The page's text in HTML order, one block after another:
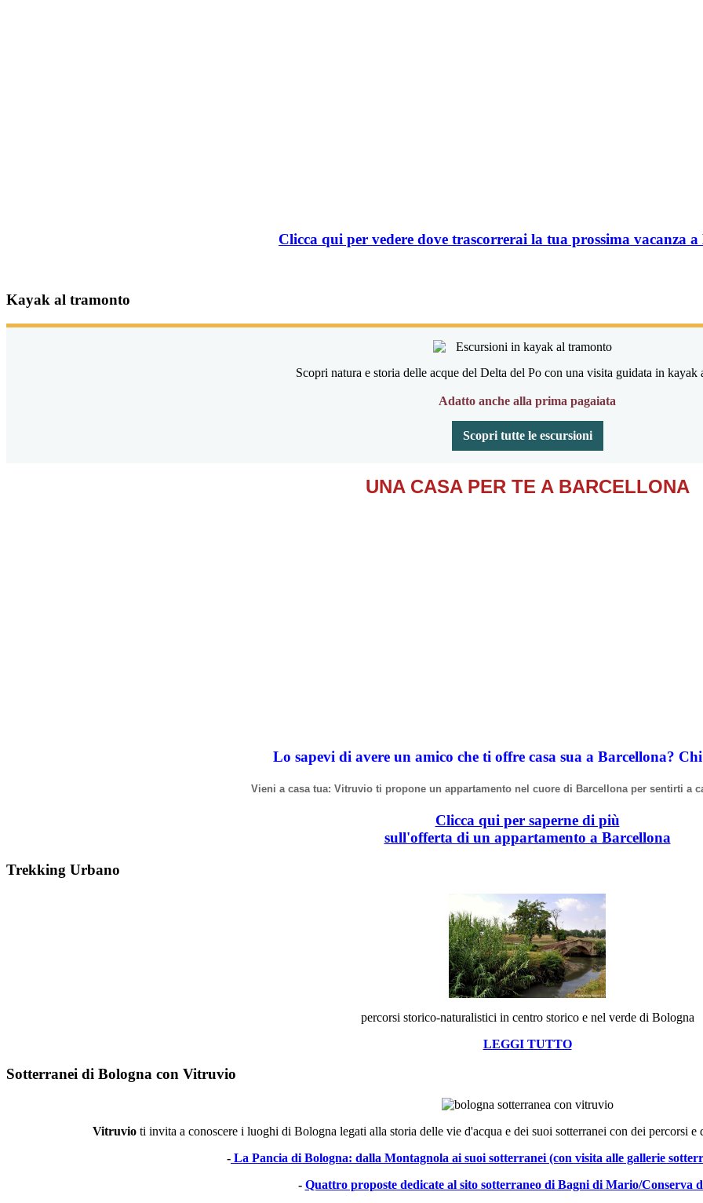
Clicca qui per vedere dove trascorrerai la tua prossima vacanza
Kayak al tramonto
Scopri natura e storia delle acque del Delta del Po con una visita guidata in kayak
Adatto anche alla prima pagaiata
Scopri tutte le escursioni
UNA CASA PER TE A BARCELLONA
Lo sapevi di avere un amico che ti offre casa sua a Barcellona?
Vieni a casa tua: Vitruvio ti propone un appartamento nel cuore di Barcellona per sentirti a
Clicca qui per saperne di più
sull'offerta di un appartamento a Barcellona
Trekking Urbano
percorsi storico-naturalistici in centro storico e nel verde di Bologna
LEGGI TUTTO
Sotterranei di Bologna con Vitruvio
Vitruvio ti invita a conoscere i luoghi di Bologna legati alla storia delle vie d'acqua e dei suoi sotterranei con dei percorsi
- La Pancia di Bologna: dalla Montagnola ai suoi sotterranei (con visita alle gallerie
- Quattro proposte dedicate al sito sotterraneo di Bagni di Mario/Conserva